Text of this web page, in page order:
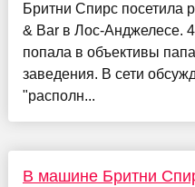
Бритни Спирс посетила
& Bar в Лос-Анджелесе.
попала в объективы
заведения. В сети
"располн...
В машине Бритни